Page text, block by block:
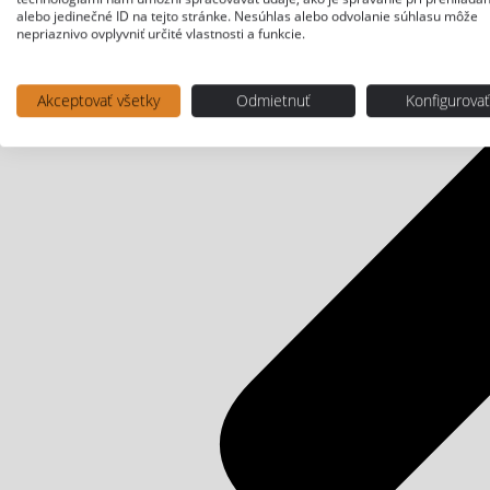
alebo jedinečné ID na tejto stránke. Nesúhlas alebo odvolanie súhlasu môže
nepriaznivo ovplyvniť určité vlastnosti a funkcie.
Akceptovať všetky Odmietnuť Konfigurovať